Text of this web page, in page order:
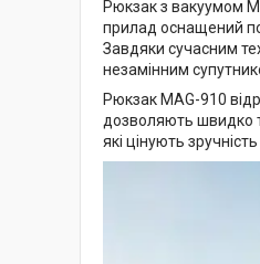
Рюкзак з вакуумом
прилад оснащений
Завдяки сучасним
незамінним
Рюкзак MAG-910
дозволяють швидко
які цінують